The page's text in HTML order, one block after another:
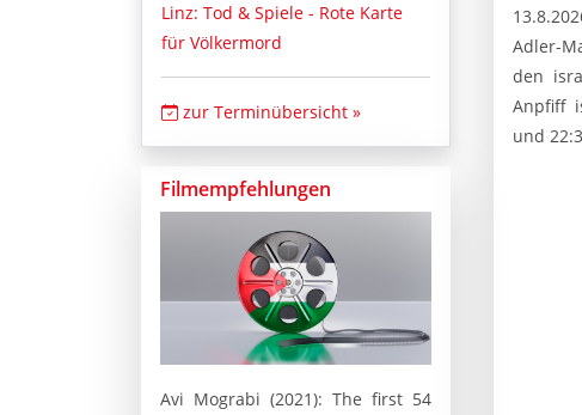
Linz: Tod & Spiele - Rote Karte
für Völkermord
zur Terminübersicht »
Filmempfehlungen
Avi Mograbi (2021): The first 54
Adler-
den
Anpfiff
und